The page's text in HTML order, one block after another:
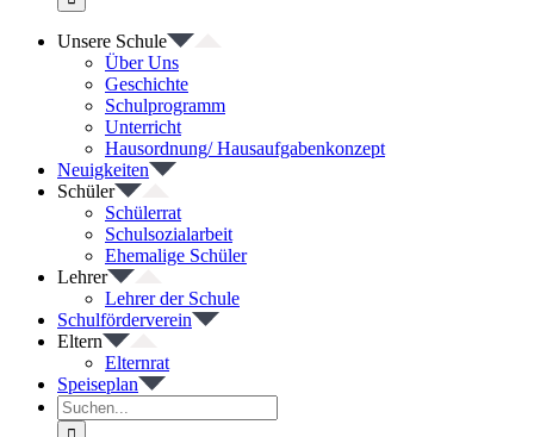
Unsere Schule
Über Uns
Geschichte
Schulprogramm
Unterricht
Hausordnung/ Hausaufgabenkonzept
Neuigkeiten
Schüler
Schülerrat
Schulsozialarbeit
Ehemalige Schüler
Lehrer
Lehrer der Schule
Schulförderverein
Eltern
Elternrat
Speiseplan
Suche
nach: